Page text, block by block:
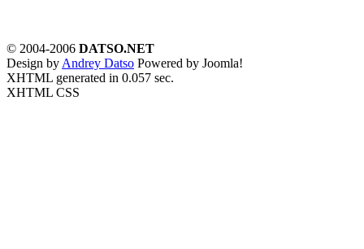
© 2004-2006 DATSO.NET
Design by Andrey Datso Powered by Joomla!
XHTML generated in 0.057 sec.
XHTML CSS